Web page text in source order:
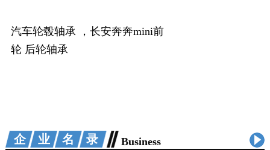
汽车轮毂轴承 ，长安奔奔mini前
轮 后轮轴承
企业名录 Business